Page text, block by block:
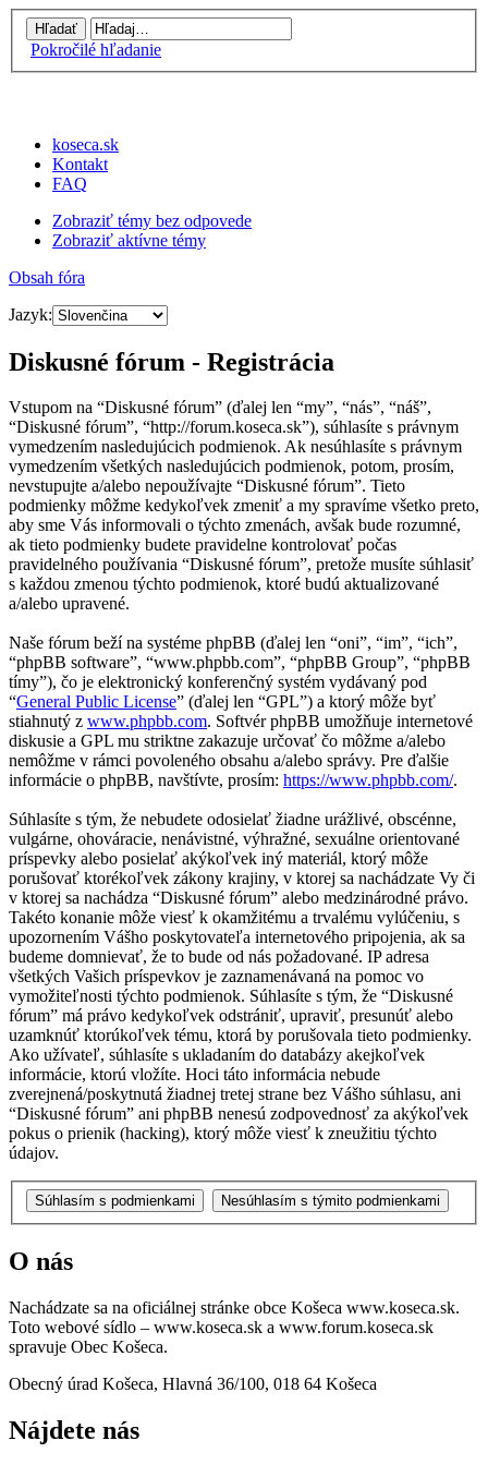
Pokročilé hľadanie
koseca.sk
Kontakt
FAQ
Zobraziť témy bez odpovede
Zobraziť aktívne témy
Obsah fóra
Jazyk:
Diskusné fórum - Registrácia
Vstupom na “Diskusné fórum” (ďalej len “my”, “nás”, “náš”,
“Diskusné fórum”, “http://forum.koseca.sk”), súhlasíte s právnym
vymedzením nasledujúcich podmienok. Ak nesúhlasíte s právnym
vymedzením všetkých nasledujúcich podmienok, potom, prosím,
nevstupujte a/alebo nepoužívajte “Diskusné fórum”. Tieto
podmienky môžme kedykoľvek zmeniť a my spravíme všetko preto,
aby sme Vás informovali o týchto zmenách, avšak bude rozumné,
ak tieto podmienky budete pravidelne kontrolovať počas
pravidelného používania “Diskusné fórum”, pretože musíte súhlasiť
s každou zmenou týchto podmienok, ktoré budú aktualizované
a/alebo upravené.
Naše fórum beží na systéme phpBB (ďalej len “oni”, “im”, “ich”,
“phpBB software”, “www.phpbb.com”, “phpBB Group”, “phpBB
tímy”), čo je elektronický konferenčný systém vydávaný pod
“General Public License” (ďalej len “GPL”) a ktorý môže byť
stiahnutý z www.phpbb.com. Softvér phpBB umožňuje internetové
diskusie a GPL mu striktne zakazuje určovať čo môžme a/alebo
nemôžme v rámci povoleného obsahu a/alebo správy. Pre ďalšie
informácie o phpBB, navštívte, prosím: https://www.phpbb.com/.
Súhlasíte s tým, že nebudete odosielať žiadne urážlivé, obscénne,
vulgárne, ohováracie, nenávistné, výhražné, sexuálne orientované
príspevky alebo posielať akýkoľvek iný materiál, ktorý môže
porušovať ktorékoľvek zákony krajiny, v ktorej sa nachádzate Vy či
v ktorej sa nachádza “Diskusné fórum” alebo medzinárodné právo.
Takéto konanie môže viesť k okamžitému a trvalému vylúčeniu, s
upozornením Vášho poskytovateľa internetového pripojenia, ak sa
budeme domnievať, že to bude od nás požadované. IP adresa
všetkých Vašich príspevkov je zaznamenávaná na pomoc vo
vymožiteľnosti týchto podmienok. Súhlasíte s tým, že “Diskusné
fórum” má právo kedykoľvek odstrániť, upraviť, presunúť alebo
uzamknúť ktorúkoľvek tému, ktorá by porušovala tieto podmienky.
Ako užívateľ, súhlasíte s ukladaním do databázy akejkoľvek
informácie, ktorú vložíte. Hoci táto informácia nebude
zverejnená/poskytnutá žiadnej tretej strane bez Vášho súhlasu, ani
“Diskusné fórum” ani phpBB nenesú zodpovednosť za akýkoľvek
pokus o prienik (hacking), ktorý môže viesť k zneužitiu týchto
údajov.
O nás
Nachádzate sa na oficiálnej stránke obce Košeca www.koseca.sk.
Toto webové sídlo – www.koseca.sk a www.forum.koseca.sk
spravuje Obec Košeca.
Obecný úrad Košeca, Hlavná 36/100, 018 64 Košeca
Nájdete nás